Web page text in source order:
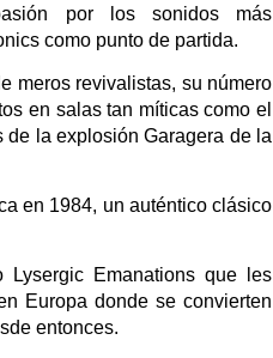
por los sonidos más
como punto de partida.
meros revivalistas, su número
en salas tan míticas como el
la explosión Garagera de la
en 1984, un auténtico clásico
Emanations que les
Europa donde se convierten
entonces.